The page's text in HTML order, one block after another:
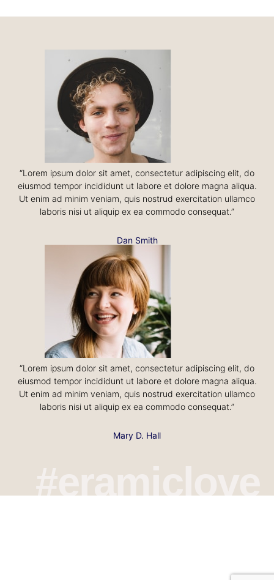
“Lorem ipsum dolor sit amet, consectetur adipiscing elit, do
eiusmod tempor incididunt ut labore et dolore magna aliqua.
Ut enim ad minim veniam, quis nostrud exercitation ullamco
laboris nisi ut aliquip ex ea commodo consequat.”
Dan Smith
“Lorem ipsum dolor sit amet, consectetur adipiscing elit, do
eiusmod tempor incididunt ut labore et dolore magna aliqua.
Ut enim ad minim veniam, quis nostrud exercitation ullamco
laboris nisi ut aliquip ex ea commodo consequat.”
Mary D. Hall